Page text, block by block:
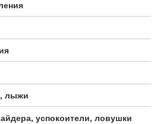
лыжи
успокоители, ловушки